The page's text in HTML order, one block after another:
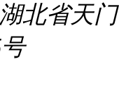
北省天